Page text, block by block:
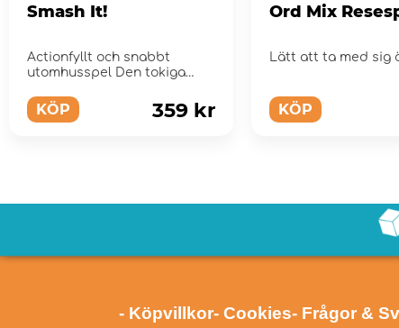
Smash It!
Actionfyllt och snabbt
utomhusspel Den tokiga
munstycken!
KÖP 359 kr
Ord Mix
Lätt att ta med sig
KÖP
- Köpvillkor- Cookies- Frågor &